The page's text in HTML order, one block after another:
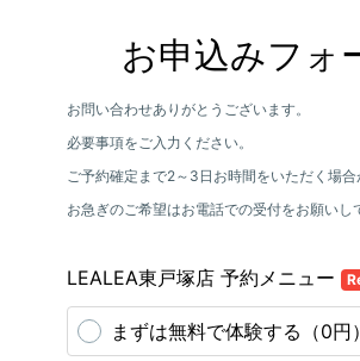
お申込みフォ
お問い合わせありがとうございます。
必要事項をご入力ください。
ご予約確定まで2～3日お時間をいただく場合
お急ぎのご希望はお電話での受付をお願いし
LEALEA東戸塚店 予約メニュー
まずは無料で体験する（0円）